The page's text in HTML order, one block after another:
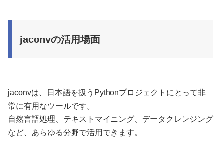
jaconvの活用場面
jaconvは、日本語を扱うPythonプロジェクトにとって非
常に有用なツールです。
自然言語処理、テキストマイニング、データクレンジング
など、あらゆる分野で活用できます。